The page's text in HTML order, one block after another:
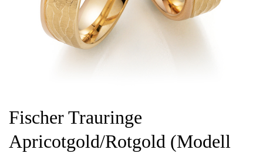
Fischer Trauringe
Apricotgold/Rotgold (Modell